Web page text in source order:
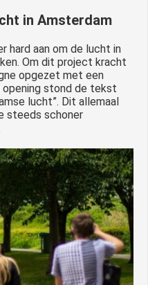
in Amsterdam
hard aan om de lucht in
Om dit project kracht
opgezet met een
opening stond de tekst
lucht”. Dit allemaal
steeds schoner